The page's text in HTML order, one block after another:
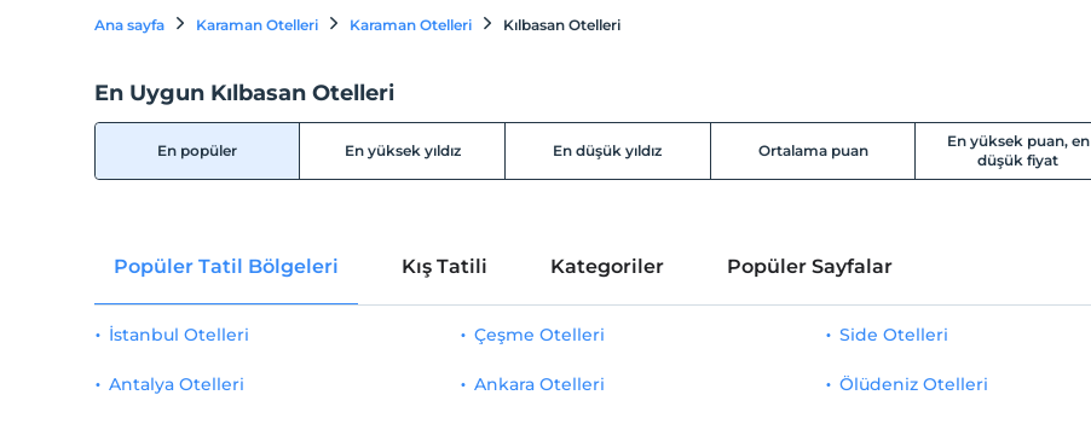
Ana sayfa Karaman Otelleri Karaman Otelleri Kılbasan Otelleri
En Uygun Kılbasan Otelleri
En popüler En yüksek yıldız En düşük yıldız Ortalama puan
En yüksek puan, en
düşük fiyat
Popüler Tatil Bölgeleri Kış Tatili Kategoriler Popüler Sayfalar
İstanbul Otelleri
Antalya Otelleri
Çeşme Otelleri
Ankara Otelleri
Side Otelleri
Ölüdeniz Otelleri